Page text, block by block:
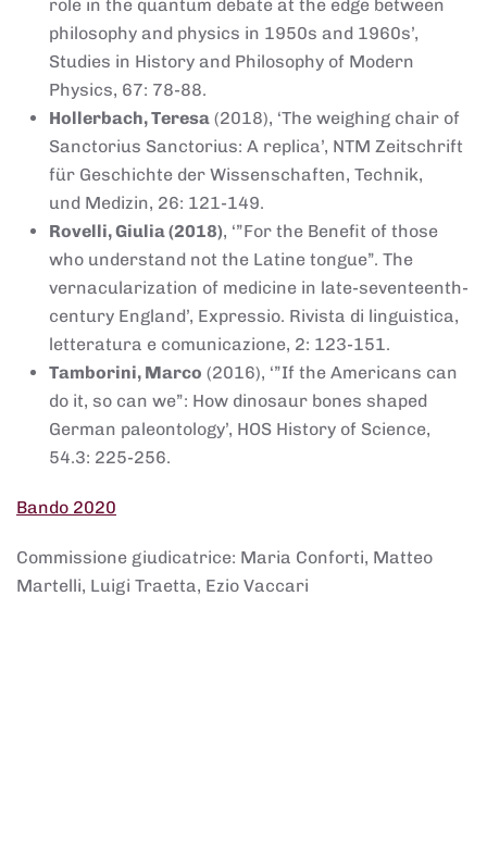
role in the quantum debate at the edge between
philosophy and physics in 1950s and 1960s’,
Studies in History and Philosophy of Modern
Physics, 67: 78-88.
Hollerbach, Teresa (2018), ‘The weighing chair of
Sanctorius Sanctorius: A replica’, NTM Zeitschrift
für Geschichte der Wissenschaften, Technik,
und Medizin, 26: 121-149.
Rovelli, Giulia (2018), ‘”For the Benefit of those
who understand not the Latine tongue”. The
vernacularization of medicine in late-seventeenth-
century England’, Expressio. Rivista di linguistica,
letteratura e comunicazione, 2: 123-151.
Tamborini, Marco (2016), ‘”If the Americans can
do it, so can we”: How dinosaur bones shaped
German paleontology’, HOS History of Science,
54.3: 225-256.
Bando 2020
Commissione giudicatrice: Maria Conforti, Matteo
Martelli, Luigi Traetta, Ezio Vaccari